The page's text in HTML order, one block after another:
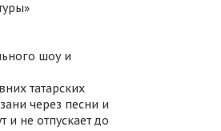
шоу и
татарских
через песни и
и не отпускает до